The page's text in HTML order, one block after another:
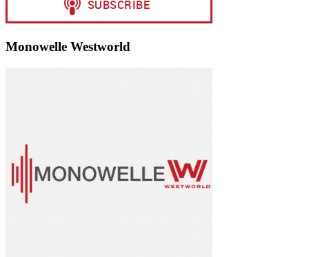
Monowelle Westworld